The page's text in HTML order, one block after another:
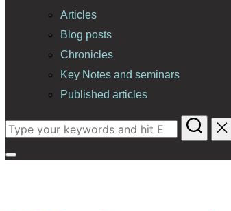
Articles
Blog posts
Chronicles
Key Notes and seminars
Published articles
Search
Toggle